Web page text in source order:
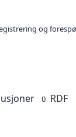
og
0 RDF